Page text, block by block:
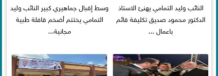
النائب وليد التمامي يهنئ الاستاذ
الدكتور محمود صديق تكليفة قائم
باعمال ...
وسط إقبال جماهيري كبير النائب وليد
التمامي يختتم أضخم قافلة طبية
مجانية...